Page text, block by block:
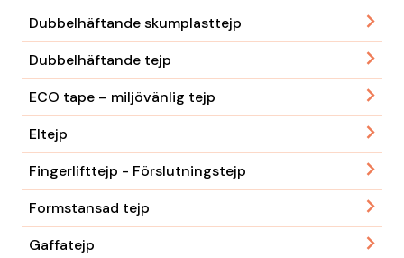
Dubbelhäftande skumplasttejp
Dubbelhäftande tejp
ECO tape – miljövänlig tejp
Eltejp
Fingerlifttejp - Förslutningstejp
Formstansad tejp
Gaffatejp